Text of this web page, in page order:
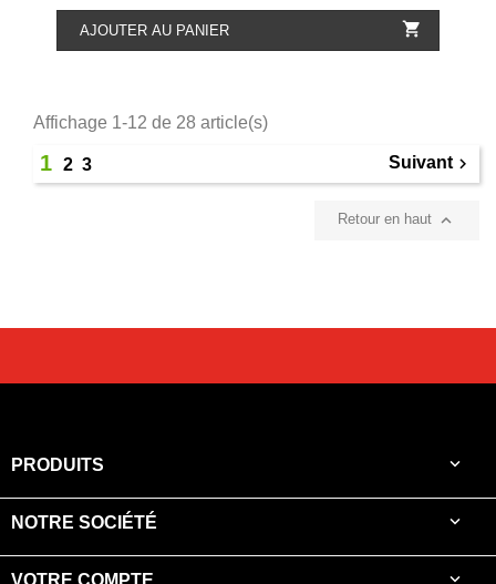
AJOUTER AU PANIER 
Affichage 1-12 de 28 article(s)
1 2 3 Suivant
Retour en haut 
PRODUITS 
NOTRE SOCIÉTÉ 
